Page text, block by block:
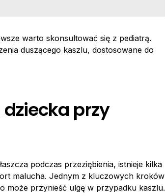
warto skonsultować się z pediatrą.
duszącego kaszlu, dostosowane do
przy
podczas przeziębienia, istnieje kilka
malucha. Jednym z kluczowych kroków
może przynieść ulgę w przypadku kaszlu.